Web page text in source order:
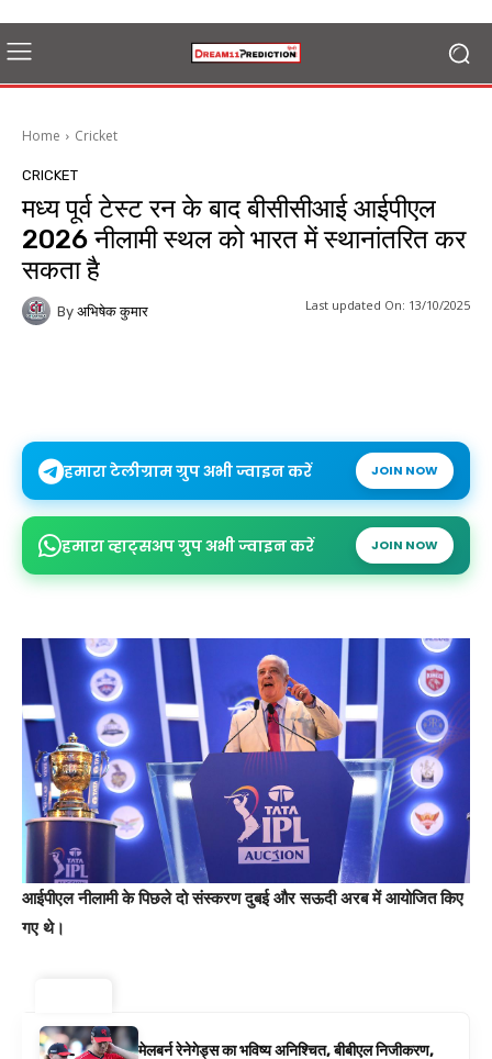
Home Cricket
CRICKET
मध्य पूर्व टेस्ट रन के बाद बीसीसीआई आईपीएल
2026 नीलामी स्थल को भारत में स्थानांतरित कर
सकता है
By अभिषेक कुमार Last updated On: 13/10/2025
हमारा टेलीग्राम ग्रुप अभी ज्वाइन करें JOIN NOW
हमारा व्हाट्सअप ग्रुप अभी ज्वाइन करें JOIN NOW
आईपीएल नीलामी के पिछले दो संस्करण दुबई और सऊदी अरब में आयोजित किए
गए थे।
मेलबर्न रेनेगेड्स का भविष्य अनिश्चित, बीबीएल निजीकरण,